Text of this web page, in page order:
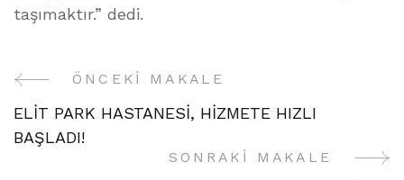
taşımaktır.” dedi.
Yazı
Gezinme
ÖNCEKI MAKALE
ELİT PARK HASTANESİ, HİZMETE HIZLI
BAŞLADI!
SONRAKI MAKALE